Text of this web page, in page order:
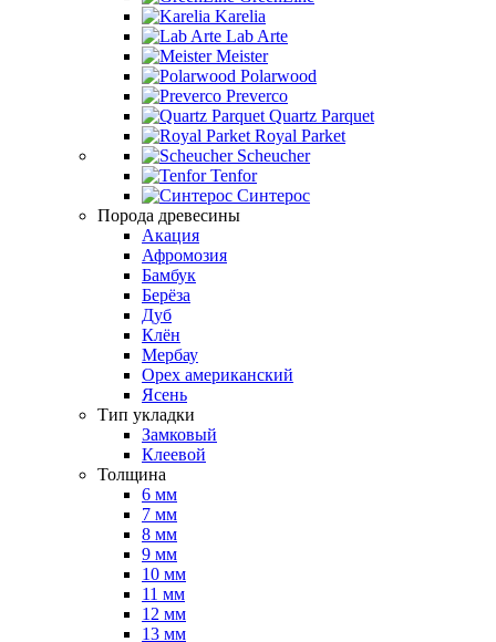
Karelia
Lab Arte
Meister
Polarwood
Preverco
Quartz Parquet
Royal Parket
Scheucher
Tenfor
Синтерос
Порода древесины
Акация
Афромозия
Бамбук
Берёза
Дуб
Клён
Мербау
Орех американский
Ясень
Тип укладки
Замковый
Клеевой
Толщина
6 мм
7 мм
8 мм
9 мм
10 мм
11 мм
12 мм
13 мм